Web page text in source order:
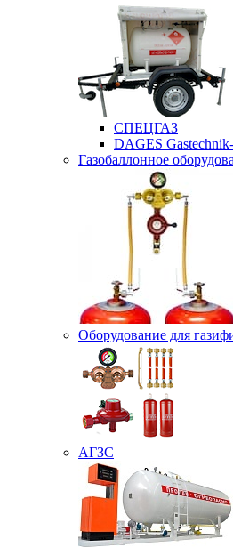
СПЕЦГАЗ
DAGES
Газобаллонное
Оборудование для
АГЗС